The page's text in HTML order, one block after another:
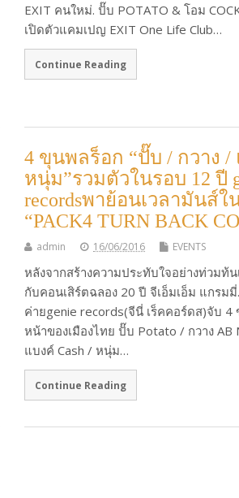
EXIT คนใหม่. ปั๊บ POTATO & โอม
เปิดตัวแคมเปญ EXIT One Life Club…
Continue Reading
4 ขุนพลร็อก “ปั๊บ / กวาง /
หนุ่ม”รวมตัวในรอบ 12 ปี
recordsพาย้อนเวลามันส์ใ
“PACK4 TURN BACK
admin 16/06/2016 EVENTS
หลังจากสร้างความประทับใจอย่างท่วมท้
กับคอนเสิร์ตฉลอง 20 ปี จีเอ็มเอ็ม แกรม
ค่ายgenie records(จีนี่ เร็คคอร์ดส)จับ 4
หน้าของเมืองไทย ปั๊บ Potato / กวาง AB
แบงค์ Cash / หนุ่ม…
Continue Reading